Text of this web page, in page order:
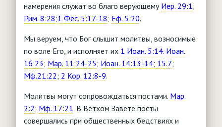
намерения служат во благо верующему Иер. 29:1;
Рим. 8:28;1 Фес. 5:17-18; Еф. 5:20.
Мы веруем, что Бог слышит молитвы, возносимые
по воле Его, и исполняет их 1 Иоан. 5:14. Иоан.
16:23; Мар. 11:24-25; Иоан. 14:13-14; 15.7;
Мф.21:22; 2 Кор. 12:8-9.
Молитвы могут сопровождаться постами. Мар.
2:2; Мф. 17:21. В Ветхом Завете посты
совершались при общественных бедствиях и